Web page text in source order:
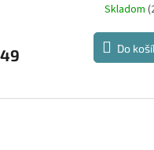
Skladom
Do